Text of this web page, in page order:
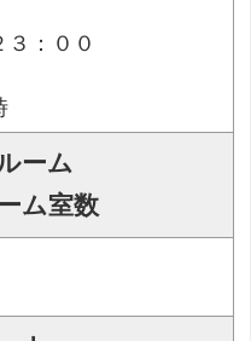
：００
ーム
ム室数